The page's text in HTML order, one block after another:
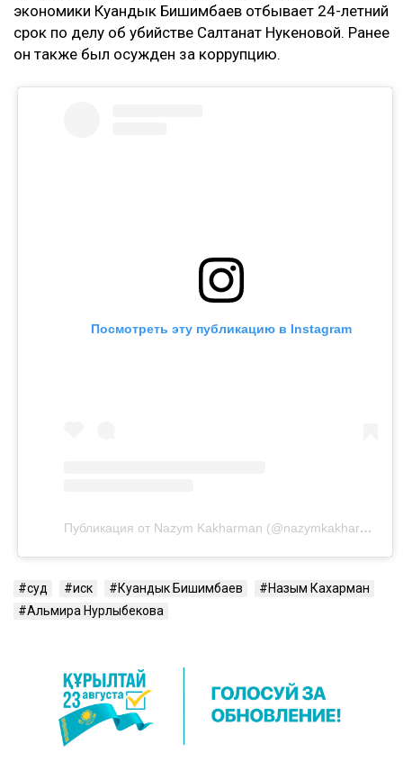
экономики Куандык Бишимбаев отбывает 24-летний
срок по делу об убийстве Салтанат Нукеновой. Ранее
он также был осужден за коррупцию.
Посмотреть эту публикацию в Instagram
Публикация от Nazym Kakharman (@nazymkakharman)
суд иск Куандык Бишимбаев
Назым Кахарман
Альмира Нурлыбекова